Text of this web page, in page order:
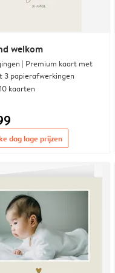
welkom
| Premium kaart met
3 papierafwerkingen
kaarten
dag lage prijzen